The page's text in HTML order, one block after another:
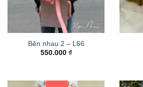
Bên nhau 2 – L66
550.000 ₫